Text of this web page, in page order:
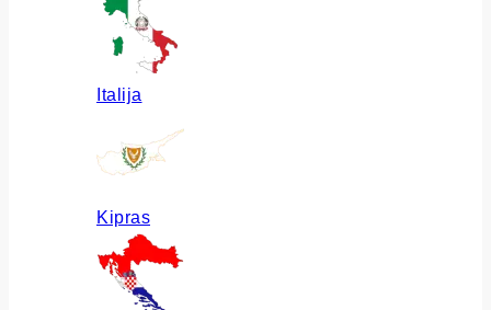
Italija
Kipras